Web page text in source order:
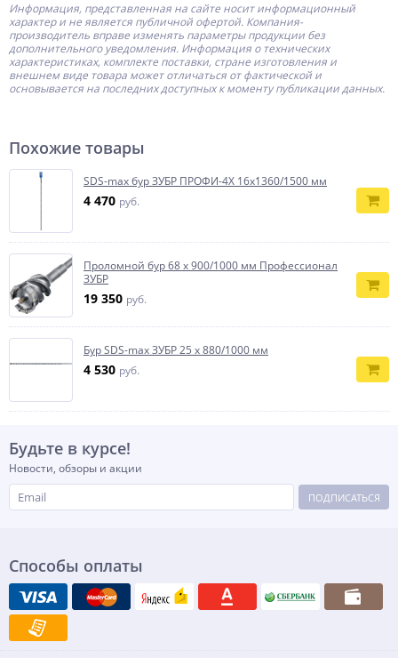
Информация, представленная на сайте носит информационный
характер и не является публичной офертой. Компания-
производитель вправе изменять параметры продукции без
дополнительного уведомления. Информация о технических
характеристиках, комплекте поставки, стране изготовления и
внешнем виде товара может отличаться от фактической и
основывается на последних доступных к моменту публикации данных.
Похожие товары
SDS-max бур ЗУБР ПРОФИ-4Х 16x1360/1500 мм
4 470 руб.
Проломной бур 68 х 900/1000 мм Профессионал
ЗУБР
19 350 руб.
Бур SDS-max ЗУБР 25 x 880/1000 мм
4 530 руб.
Будьте в курсе!
Новости, обзоры и акции
ПОДПИСАТЬСЯ
Способы оплаты